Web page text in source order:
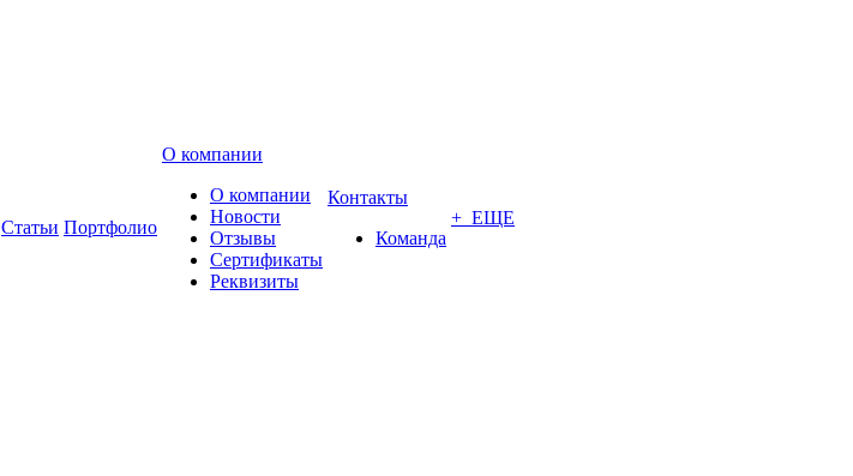
Статьи Портфолио
О компании
О компании
Новости
Отзывы
Сертификаты
Реквизиты
Контакты
Команда
+ ЕЩЕ